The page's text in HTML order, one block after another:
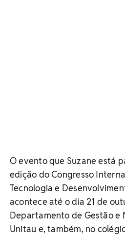
O evento que Suzane está
edição do Congresso
Tecnologia e
acontece até o dia 21 de
Departamento de Gestão e
Unitau e, também, no